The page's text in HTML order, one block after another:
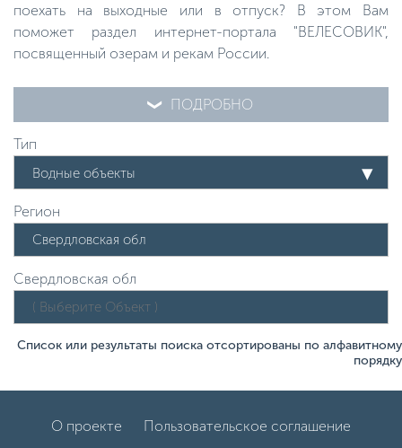
поехать на выходные или в отпуск? В этом Вам
поможет раздел интернет-портала "ВЕЛЕСОВИК",
посвященный озерам и рекам России.
ПОДРОБНО
Тип
Водные объекты
Регион
Свердловская обл
Список или результаты поиска отсортированы по алфавитному
порядку
О проекте Пользовательское соглашение